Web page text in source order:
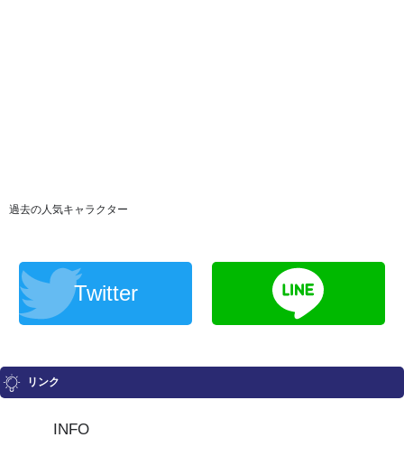
過去の人気キャラクター
Twitter
リンク
INFO